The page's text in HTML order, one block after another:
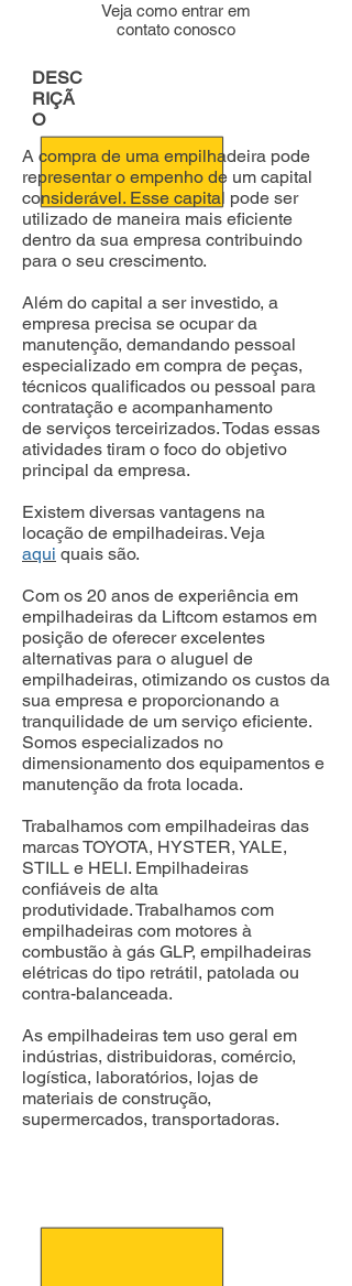
Veja como entrar em
contato conosco
DESC
RIÇÃ
O
A compra de uma empilhadeira pode
representar o empenho de um capital
considerável. Esse capital pode ser
utilizado de maneira mais eficiente
dentro da sua empresa contribuindo
para o seu crescimento.
Além do capital a ser investido, a
empresa precisa se ocupar da
manutenção, demandando pessoal
especializado em compra de peças,
técnicos qualificados ou pessoal para
contratação e acompanhamento
de serviços terceirizados. Todas essas
atividades tiram o foco do objetivo
principal da empresa.
Existem diversas vantagens na
locação de empilhadeiras. Veja
aqui quais são.
Com os 20 anos de experiência em
empilhadeiras da Liftcom estamos em
posição de oferecer excelentes
alternativas para o aluguel de
empilhadeiras, otimizando os custos da
sua empresa e proporcionando a
tranquilidade de um serviço eficiente.
Somos especializados no
dimensionamento dos equipamentos e
manutenção da frota locada.
Trabalhamos com empilhadeiras das
marcas TOYOTA, HYSTER, YALE,
STILL e HELI. Empilhadeiras
confiáveis de alta
produtividade.Trabalhamos com
empilhadeiras com motores à
combustão à gás GLP, empilhadeiras
elétricas do tipo retrátil, patolada ou
contra-balanceada.
As empilhadeiras tem uso geral em
indústrias, distribuidoras, comércio,
logística, laboratórios, lojas de
materiais de construção,
supermercados, transportadoras.